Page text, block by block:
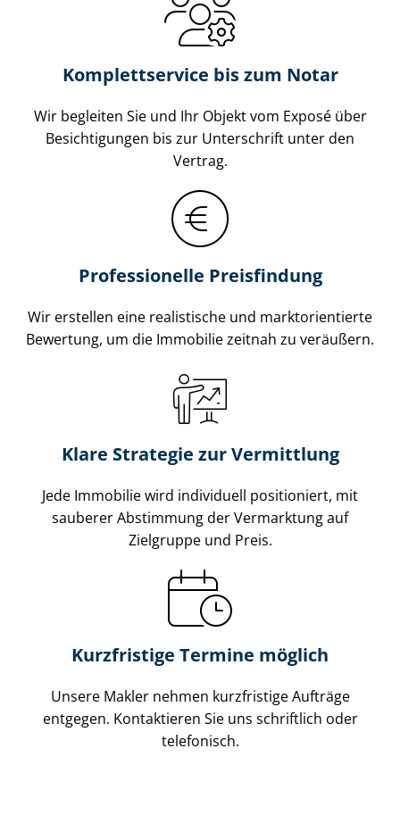
Komplettservice bis zum Notar
Wir begleiten Sie und Ihr Objekt vom Exposé über
Besichtigungen bis zur Unterschrift unter den
Vertrag.
Professionelle Preisfindung
Wir erstellen eine realistische und markt­ori­en­tier­te
Bewertung, um die Immobilie zeitnah zu veräußern.
Klare Strategie zur Vermittlung
Jede Immobilie wird individuell positioniert, mit
sauberer Abstimmung der Vermarktung auf
Zielgruppe und Preis.
Kurzfristige Termine möglich
Unsere Makler nehmen kurzfristige Aufträge
entgegen. Kontaktieren Sie uns schriftlich oder
telefonisch.